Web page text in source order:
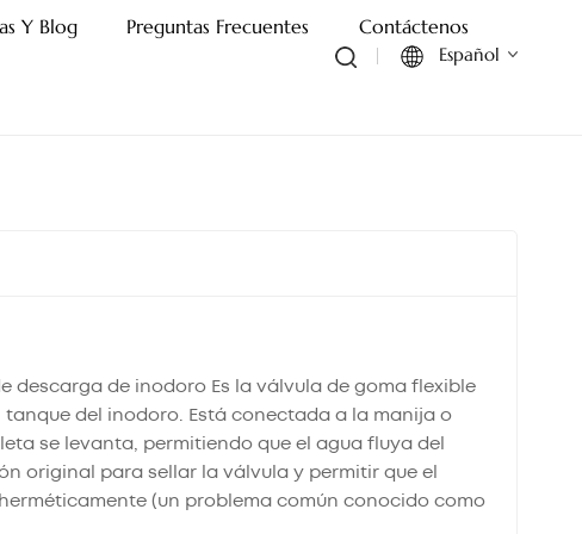
Y Blog Preguntas Frecuentes Contáctenos
Español
Русский
Español
Português
descarga de inodoro Es la válvula de goma flexible
del inodoro. Está conectada a la manija o
se levanta, permitiendo que el agua fluya del
original para sellar la válvula y permitir que el
(un problema común conocido como